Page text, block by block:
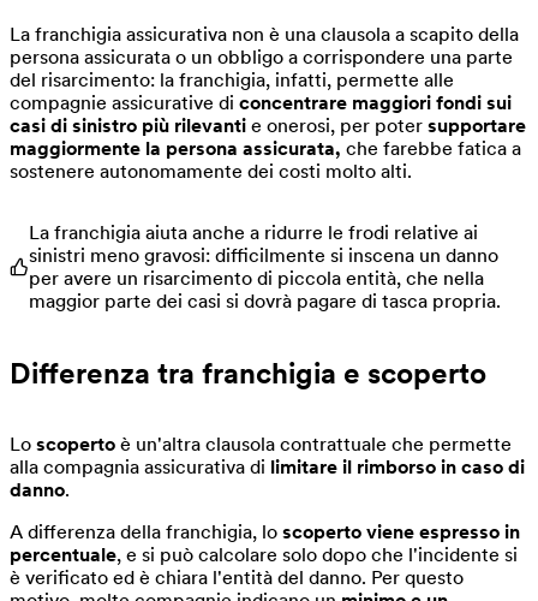
La franchigia assicurativa non è una clausola a scapito della
persona assicurata o un obbligo a corrispondere una parte
del risarcimento: la franchigia, infatti, permette alle
compagnie assicurative di concentrare maggiori fondi sui
casi di sinistro più rilevanti e onerosi, per poter supportare
maggiormente la persona assicurata, che farebbe fatica a
sostenere autonomamente dei costi molto alti.
La franchigia aiuta anche a ridurre le frodi relative ai
sinistri meno gravosi: difficilmente si inscena un danno
per avere un risarcimento di piccola entità, che nella
maggior parte dei casi si dovrà pagare di tasca propria.
Differenza tra franchigia e scoperto
Lo scoperto è un'altra clausola contrattuale che permette
alla compagnia assicurativa di limitare il rimborso in caso di
danno.
A differenza della franchigia, lo scoperto viene espresso in
percentuale, e si può calcolare solo dopo che l'incidente si
è verificato ed è chiara l'entità del danno. Per questo